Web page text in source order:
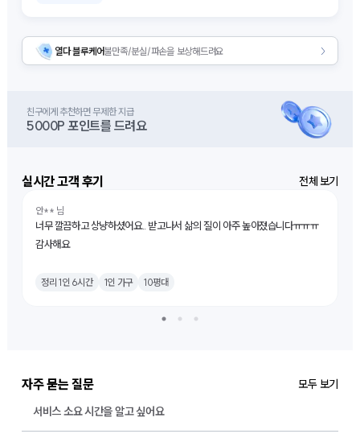
열다 블루케어불만족/분실/파손을 보상해드려요
친구에게 추천하면 무제한 지급
5000P 포인트를 드려요
실시간 고객 후기 전체 보기
안** 님
너무 깔끔하고 상냥하셨어요.. 받고나서 삶의 질이 아주 높아졌습니다ㅠㅠㅠ
감사해요
정리 1인 6시간 1인 가구 10평대
자주 묻는 질문
모두 보기
서비스 소요 시간을 알고 싶어요